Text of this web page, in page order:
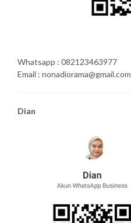
Whatsapp : 082123463977
Email : nonadiorama@gmail.com
Dian